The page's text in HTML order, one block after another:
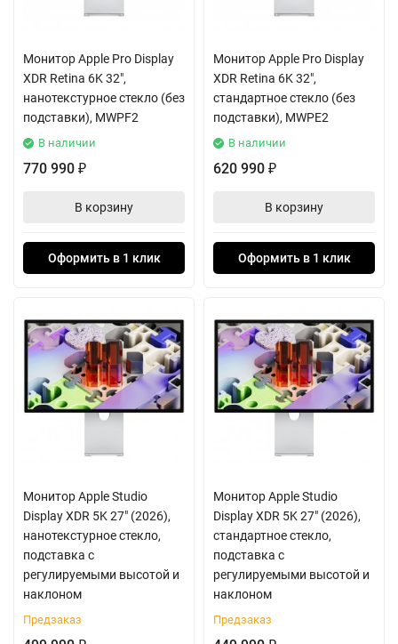
Монитор Apple Pro Display
XDR Retina 6K 32",
нанотекстурное стекло (без
подставки), MWPF2
В наличии
770 990 ₽
В корзину
Оформить в 1 клик
Монитор Apple Pro Display
XDR Retina 6K 32",
стандартное стекло (без
подставки), MWPE2
В наличии
620 990 ₽
В корзину
Оформить в 1 клик
Монитор Apple Studio
Display XDR 5K 27" (2026),
нанотекстурное стекло,
подставка с
регулируемыми высотой и
наклоном
Предзаказ
Монитор Apple Studio
Display XDR 5K 27" (2026),
стандартное стекло,
подставка с
регулируемыми высотой и
наклоном
Предзаказ